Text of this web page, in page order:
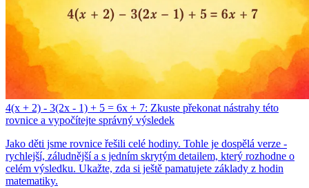
4(x + 2) - 3(2x - 1) + 5 = 6x + 7: Zkuste překonat nástrahy této
rovnice a vypočítejte správný výsledek
Jako děti jsme rovnice řešili celé hodiny. Tohle je dospělá verze -
rychlejší, záludnější a s jedním skrytým detailem, který rozhodne o
celém výsledku. Ukažte, zda si ještě pamatujete základy z hodin
matematiky.